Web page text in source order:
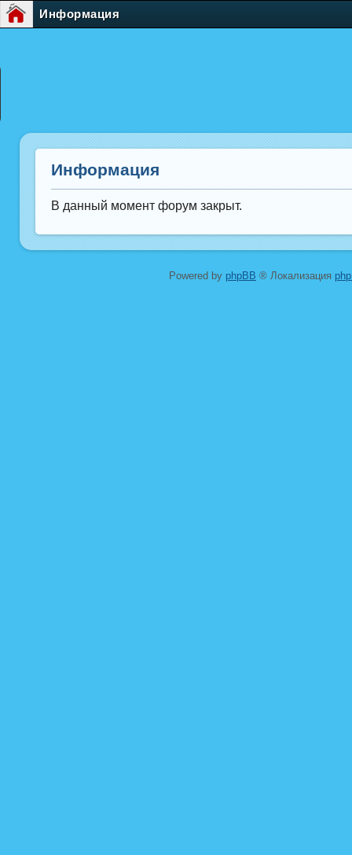
Информация
Информация
В данный момент форум закрыт.
Powered by phpBB ® Локализация